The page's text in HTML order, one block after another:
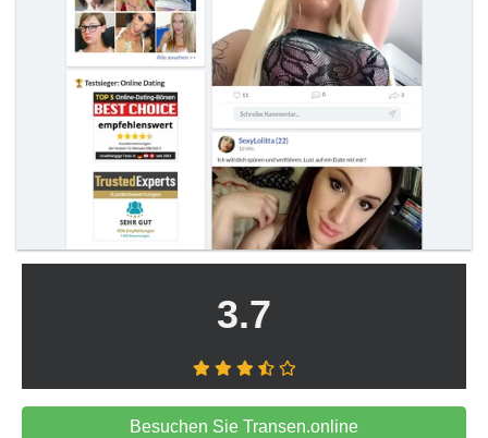
3.7
Besuchen Sie Transen.online